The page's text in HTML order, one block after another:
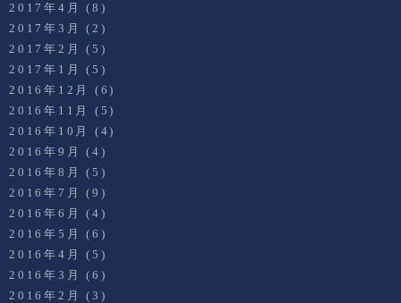
2017年4月
(8)
2017年3月
(2)
2017年2月
(5)
2017年1月
(5)
2016年12月
(6)
2016年11月
(5)
2016年10月
(4)
2016年9月
(4)
2016年8月
(5)
2016年7月
(9)
2016年6月
(4)
2016年5月
(6)
2016年4月
(5)
2016年3月
(6)
2016年2月
(3)